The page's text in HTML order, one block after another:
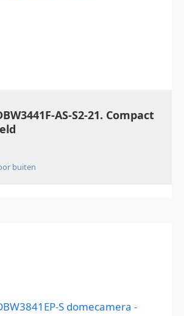
AS-S2-21. Compact
buiten